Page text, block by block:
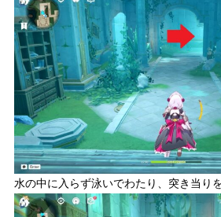
水の中に入らず泳いでわたり、突き当り